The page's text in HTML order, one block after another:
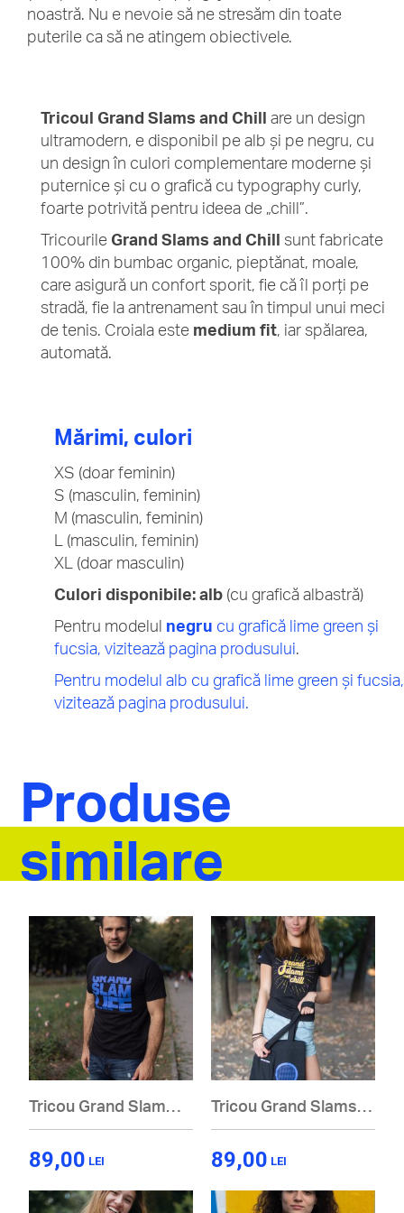
noastră. Nu e nevoie să ne stresăm din toate
puterile ca să ne atingem obiectivele.
Tricoul Grand Slams and Chill are un design
ultramodern, e disponibil pe alb și pe negru, cu
un design în culori complementare moderne și
puternice și cu o grafică cu typography curly,
foarte potrivită pentru ideea de „chill”.
Tricourile Grand Slams and Chill sunt fabricate
100% din bumbac organic, pieptănat, moale,
care asigură un confort sporit, fie că îl porți pe
stradă, fie la antrenament sau în timpul unui meci
de tenis. Croiala este medium fit, iar spălarea,
automată.
Mărimi, culori
XS (doar feminin)
S (masculin, feminin)
M (masculin, feminin)
L (masculin, feminin)
XL (doar masculin)
Culori disponibile:alb (cu grafică albastră)
Pentru modelul negru cu grafică lime green și
fucsia, vizitează pagina produsului.
Pentru modelul alb cu grafică lime green și fucsia,
vizitează pagina produsului.
Produse
similare
Tricou Grand Slam
Life Black
89,00LEI
produs
are
Tricou Grand Slams
and Chill Tee, Black
89,00LEI
produs
are